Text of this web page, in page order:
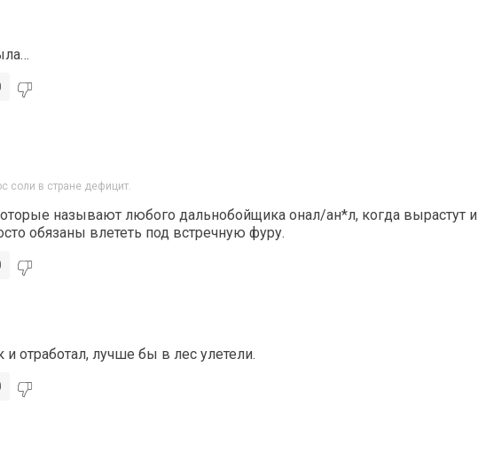
соли в стране дефицит.
называют любого дальнобойщика онал/ан*л, когда вырастут и
обязаны влететь под встречную фуру.
и отработал, лучше бы в лес улетели.